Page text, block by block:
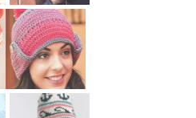
козырьком
и отворотом
вязание
спицами для
женщин
Схема:
шапка
унисекс с
жаккардовы
м рисунком